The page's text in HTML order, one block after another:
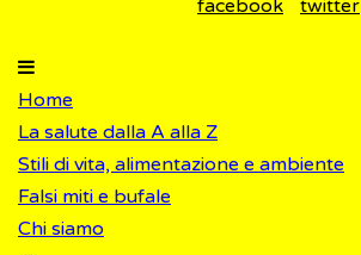
facebook twitter
Home
La salute dalla A alla Z
Stili di vita, alimentazione e ambiente
Falsi miti e bufale
Chi siamo